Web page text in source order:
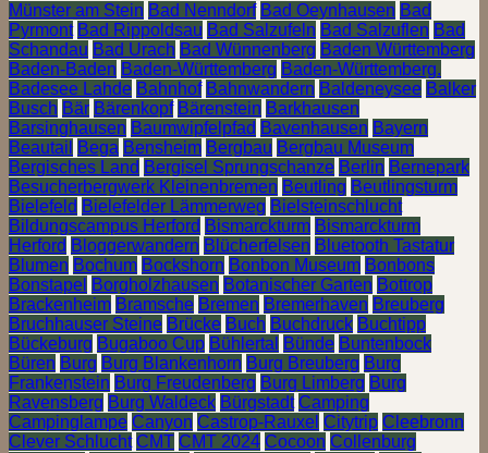
Münster am Stein Bad Nenndorf Bad Oeynhausen Bad
Pyrmont Bad Rippoldsau Bad Salzufeln Bad Salzuflen Bad
Schandau Bad Urach Bad Wünnenberg Baden Württemberg
Baden-Baden Baden-Württemberg Baden-Württemberg.
Badesee Lahde Bahnhof Bahnwandern Baldeneysee Balker
Busch Bär Bärenkopf Bärenstein Barkhausen
Barsinghausen Baumwipfelpfad Bavenhausen Bayern
Beautail
Bega Bensheim Bergbau Bergbau Museum
Bergisches Land Bergisel Sprungschanze Berlin Bernepark
Besucherbergwerk Kleinenbremen Beutling Beutlingsturm
Bielefeld Bielefelder Lämmerweg Bielsteinschlucht
Bildungscampus Herford Bismarckturm Bismarckturm
Herford Bloggerwandern Blücherfelsen Bluetooth Tastatur
Blumen Bochum Bockshorn Bonbon Museum Bonbons
Bonstapel Borgholzhausen Botanischer Garten Bottrop
Brackenheim Bramsche Bremen Bremerhaven Breuberg
Bruchhauser Steine Brücke Buch Buchdruck Buchtipp
Bückeburg Bugaboo Cup Bühlertal Bünde Buntenbock
Büren Burg Burg Blankenhorn Burg Breuberg Burg
Frankenstein Burg Freudenberg Burg Limberg Burg
Ravensberg Burg Waldeck Bürgstadt Camping
Campinglampe Canyon Castrop-Rauxel Citytrip Cleebronn
Clever Schlucht CMT CMT 2024 Cocoon Collenburg